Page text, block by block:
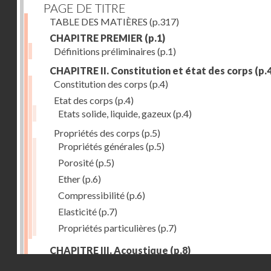
PAGE DE TITRE
TABLE DES MATIÈRES (p.317)
CHAPITRE PREMIER (p.1)
Définitions préliminaires (p.1)
CHAPITRE II. Constitution et état des corps
Constitution des corps (p.4)
Etat des corps (p.4)
Etats solide, liquide, gazeux(p.4)
Propriétés des corps (p.5)
Propriétés générales (p.5)
Porosité(p.5)
Ether(p.6)
Compressibilité(p.6)
Elasticité(p.7)
Propriétés particulières (p.7)
CHAPITRE III. Acoustique (p.8)